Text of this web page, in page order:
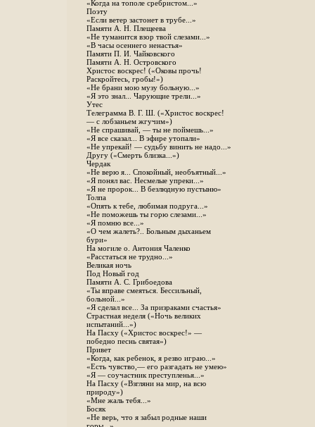
«Когда на тополе сребристом...»
Поэту
«Если ветер застонет в трубе...»
Памяти А. Н. Плещеева
«Не туманится взор твой слезами...»
«В часы осеннего ненастья»
Памяти П. И. Чайковского
Памяти А. Н. Островского
Христос воскрес! («Оковы прочь!
Раскройтесь, гробы!»)
«Не брани мою музу больную...»
«Я это знал... Чарующие трели...»
Утес
Телеграмма В. Г. Ш. («Христос воскрес!
— с лобзаньем жгучим»)
«Не спрашивай, — ты не поймешь...»
«Я все сказал... В эфире утопали»
«Не упрекай! — судьбу винить не надо...»
Другу («Смерть близка...»)
Чердак
«Не верю я... Спокойный, необъятный...»
«Я понял вас. Несмелые упреки...»
«Я не пророк... В безлюдную пустыню»
Толпа
«Опять к тебе, любимая подруга...»
«Не поможешь ты горю слезами...»
«Я помню все...»
«О чем жалеть?.. Больным дыханьем
бури»
На могиле о. Антония Чаленко
«Расстаться не трудно...»
Великая ночь
Под Новый год
Памяти А. С. Грибоедова
«Ты вправе смеяться. Бессильный,
больной...»
«Я сделал все... За призраками счастья»
Страстная неделя («Ночь великих
испытаний...»)
На Пасху («Христос воскрес!» —
победно песнь святая»)
Привет
«Когда, как ребенок, я резво играю...»
«Есть чувство,— его разгадать не умею»
«Я — соучастник преступленья...»
На Пасху («Взгляни на мир, на всю
природу»)
«Мне жаль тебя...»
Босяк
«Не верь, что я забыл родные наши